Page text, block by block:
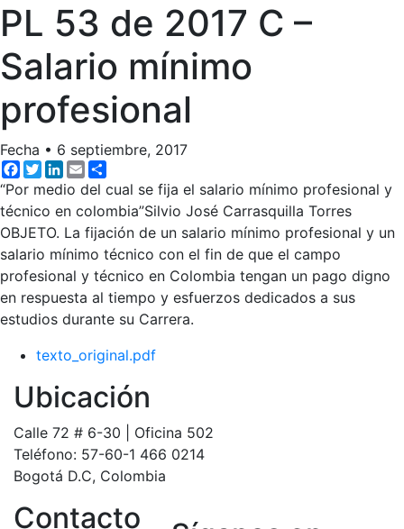
PL 53 de 2017 C –
Salario mínimo
profesional
Fecha • 6 septiembre, 2017
Facebook
TwitterLinkedIn
Email
“Por medio del cual se fija el salario mínimo profesional y
técnico en colombia”Silvio José Carrasquilla Torres
OBJETO. La fijación de un salario mínimo profesional y un
salario mínimo técnico con el fin de que el campo
profesional y técnico en Colombia tengan un pago digno
en respuesta al tiempo y esfuerzos dedicados a sus
estudios durante su Carrera.
texto_original.pdf
Ubicación
Calle 72 # 6-30 | Oficina 502
Teléfono: 57-60-1 466 0214
Bogotá D.C, Colombia
Contacto